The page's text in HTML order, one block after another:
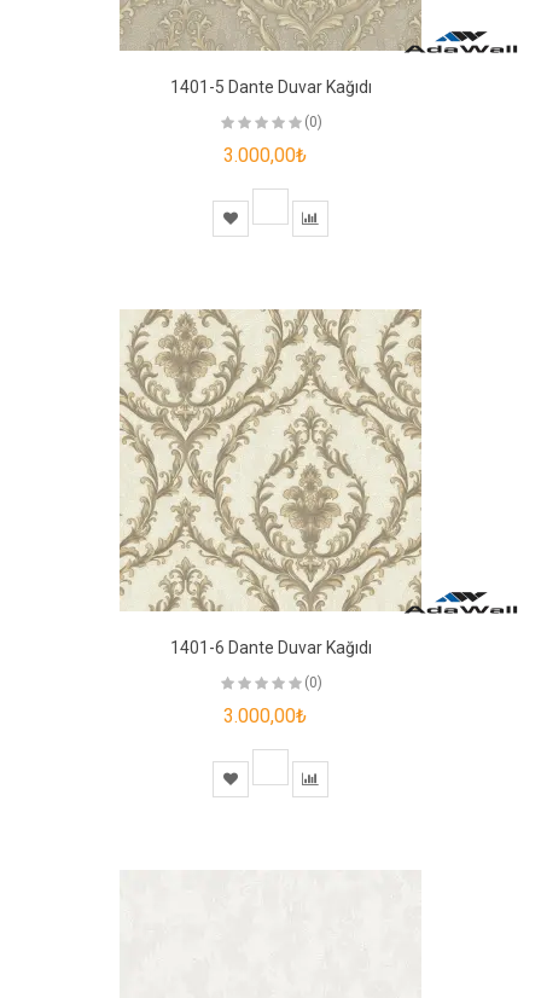
1401-5 Dante Duvar Kağıdı
(0)
3.000,00₺
1401-6 Dante Duvar Kağıdı
(0)
3.000,00₺